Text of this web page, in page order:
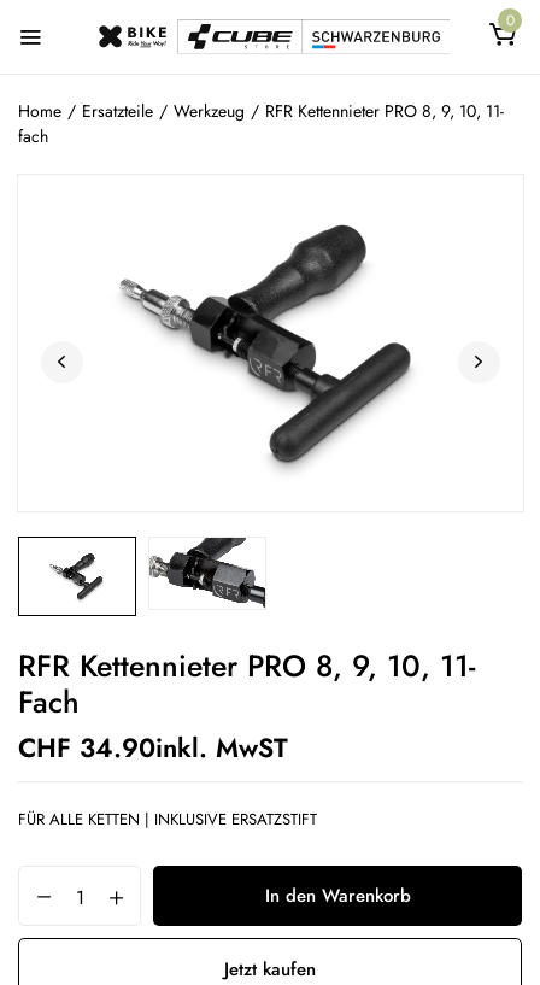
0
Home / Ersatzteile / Werkzeug / RFR Kettennieter PRO 8, 9, 10, 11-
fach
RFR Kettennieter PRO 8, 9, 10, 11-
Fach
CHF 34.90inkl. MwST
FÜR ALLE KETTEN | INKLUSIVE ERSATZSTIFT
In den Warenkorb
Jetzt kaufen